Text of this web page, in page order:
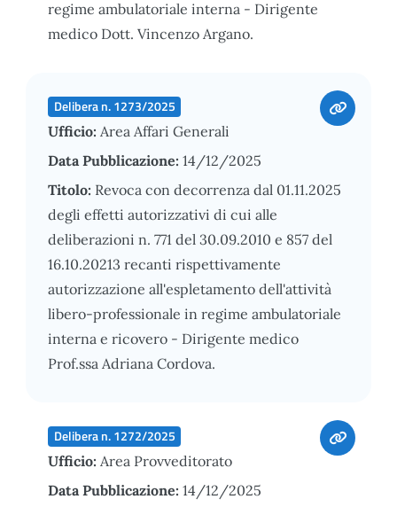
regime ambulatoriale interna - Dirigente
medico Dott. Vincenzo Argano.
Delibera n. 1273/2025
Ufficio: Area Affari Generali
Data Pubblicazione: 14/12/2025
Titolo: Revoca con decorrenza dal 01.11.2025
degli effetti autorizzativi di cui alle
deliberazioni n. 771 del 30.09.2010 e 857 del
16.10.20213 recanti rispettivamente
autorizzazione all'espletamento dell'attività
libero-professionale in regime ambulatoriale
interna e ricovero - Dirigente medico
Prof.ssa Adriana Cordova.
Delibera n. 1272/2025
Ufficio: Area Provveditorato
Data Pubblicazione: 14/12/2025